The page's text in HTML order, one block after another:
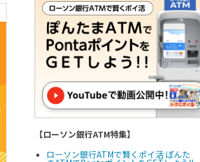
【ローソン銀行ATM特集】
ローソン銀行ATMで賢くポイ活 ぽんた